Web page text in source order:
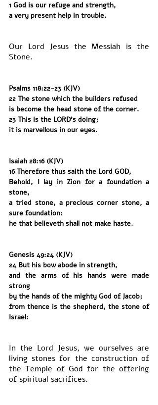
1 God is our refuge and strength,
a very present help in trouble.
Our Lord Jesus the Messiah is the
Stone.
Psalms 118:22-23 (KJV)
22 The stone which the builders refused
is become the head stone of the corner.
23 This is the LORD's doing;
it is marvellous in our eyes.
Isaiah 28:16 (KJV)
16 Therefore thus saith the Lord GOD,
Behold, I lay in Zion for a foundation a
stone,
a tried stone, a precious corner stone, a
sure foundation:
he that believeth shall not make haste.
Genesis 49:24 (KJV)
24 But his bow abode in strength,
and the arms of his hands were made
strong
by the hands of the mighty God of Jacob;
from thence is the shepherd, the stone of
Israel:
In the Lord Jesus, we ourselves are
living stones for the construction of
the Temple of God for the offering
of spiritual sacrifices.